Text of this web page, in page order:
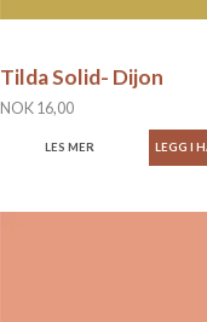
Tilda Solid- Dijon
NOK 16,00
LES MER